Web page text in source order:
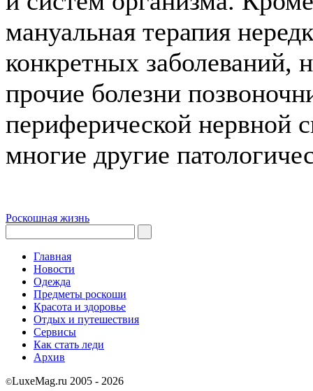
мануальная терапия
конкретных заболеваний,
прочие болезни
периферической нервной
многие другие
Роскошная жизнь
Главная
Новости
Одежда
Предметы роскоши
Красота и здоровье
Отдых и путешествия
Сервисы
Как стать леди
Архив
©LuxeMag.ru 2005 - 2026